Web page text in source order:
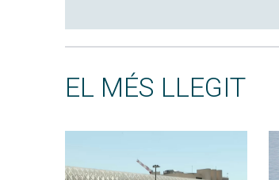
EL MÉS LLEGIT